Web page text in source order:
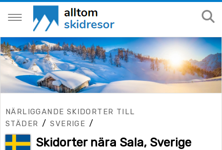
NÄRLIGGANDE SKIDORTER TILL
STÄDER
/SVERIGE /
Skidorter nära Sala, Sverige